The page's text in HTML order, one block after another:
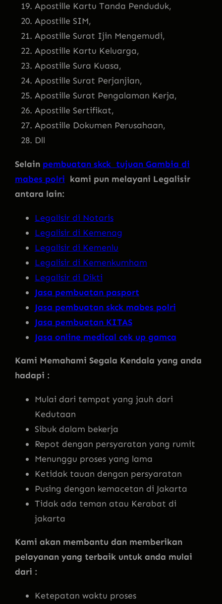
Apostille Kartu Tanda Penduduk,
Apostille SIM,
Apostille Surat Ijin Mengemudi,
Apostille Kartu Keluarga,
Apostille Sura Kuasa,
Apostille Surat Perjanjian,
Apostille Surat Pengalaman Kerja,
Apostille Sertifikat,
Apostille Dokumen Perusahaan,
Dll
Selain pembuatan skck tujuan Gambia di
mabes polri kami pun melayani Legalisir
antara lain:
Legalisir di Notaris
Legalisir di Kemenag
Legalisir di Kemenlu
Legalisir di Kemenkumham
Legalisir di Dikti
Jasa pembuatan pasport
Jasa pembuatan skck mabes polri
Jasa pembuatan KITAS
Jasa online medical cek up gamca
Kami Memahami Segala Kendala yang anda
hadapi :
Mulai dari tempat yang jauh dari
Kedutaan
Sibuk dalam bekerja
Repot dengan persyaratan yang rumit
Menunggu proses yang lama
Ketidak tauan dengan persyaratan
Pusing dengan kemacetan di Jakarta
Tidak ada teman atau Kerabat di
jakarta
Kami akan membantu dan memberikan
pelayanan yang terbaik untuk anda mulai
dari :
Ketepatan waktu proses